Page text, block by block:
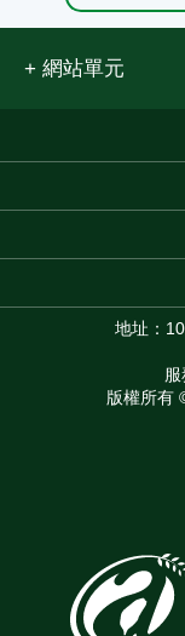
網站單元
地址：
版權所有